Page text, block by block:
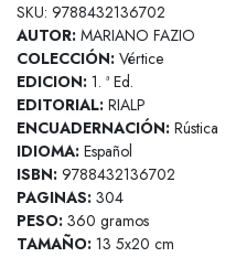
SKU: 9788432136702
AUTOR: MARIANO FAZIO
COLECCIÓN: Vértice
EDICION: 1. ª Ed.
EDITORIAL: RIALP
ENCUADERNACIÓN: Rústica
IDIOMA: Español
ISBN: 9788432136702
PAGINAS: 304
PESO: 360 gramos
TAMAÑO: 13 5x20 cm